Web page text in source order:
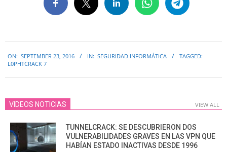
09-
ON: SEPTEMBER 23, 2016 IN: SEGURIDAD INFORMÁTICA
TAGGED:
L0PHTCRACK 7
VIDEOS NOTICIAS VIEW ALL
TUNNELCRACK: SE DESCUBRIERON DOS
VULNERABILIDADES GRAVES EN LAS VPN QUE
HABÍAN ESTADO INACTIVAS DESDE 1996